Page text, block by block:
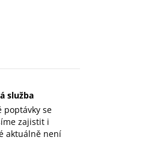
služba
poptávky se
zajistit i
aktuálně není